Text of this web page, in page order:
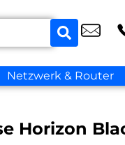
Netzwerk & Router
Horizon